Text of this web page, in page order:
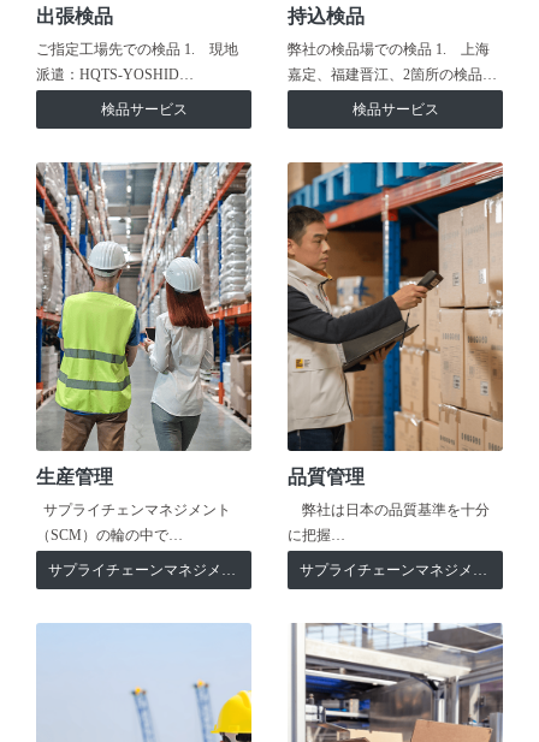
出張検品
ご指定工場先での検品 1. 現地
派遣：HQTS-YOSHID…
検品サービス
持込検品
弊社の検品場での検品 1. 上海
嘉定、福建晋江、2箇所の検品…
検品サービス
生産管理
サプライチェンマネジメント
（SCM）の輪の中で…
サプライチェーンマネジメント
品質管理
弊社は日本の品質基準を十分
に把握…
サプライチェーンマネジメント